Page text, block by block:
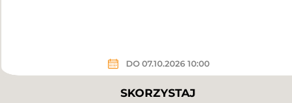
DO 07.10.2026 10:00
SKORZYSTAJ